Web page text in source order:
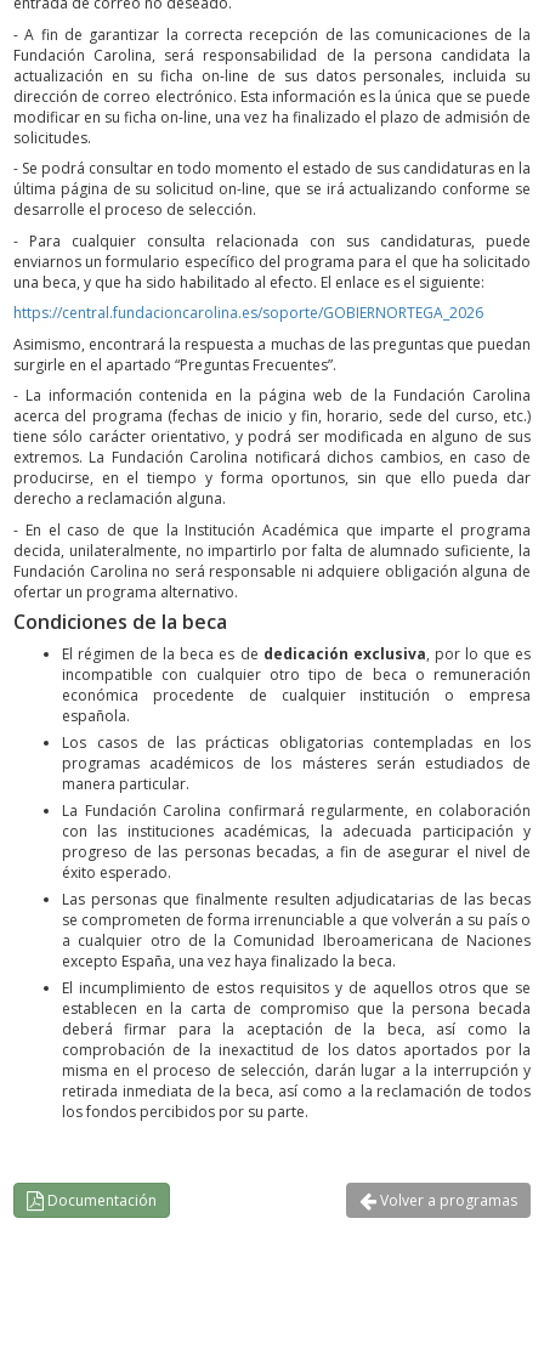
- A fin de garantizar la correcta recepción de las comunicaciones de la
Fundación Carolina, será responsabilidad de la persona candidata la
actualización en su ficha on-line de sus datos personales, incluida su
dirección de correo electrónico. Esta información es la única que se puede
modificar en su ficha on-line, una vez ha finalizado el plazo de admisión de
solicitudes.
- Se podrá consultar en todo momento el estado de sus candidaturas en la
última página de su solicitud on-line, que se irá actualizando conforme se
desarrolle el proceso de selección.
- Para cualquier consulta relacionada con sus candidaturas, puede
enviarnos un formulario específico del programa para el que ha solicitado
una beca, y que ha sido habilitado al efecto. El enlace es el siguiente:
https://central.fundacioncarolina.es/soporte/GOBIERNORTEGA_2026
Asimismo, encontrará la respuesta a muchas de las preguntas que puedan
surgirle en el apartado “Preguntas Frecuentes”.
- La información contenida en la página web de la Fundación Carolina
acerca del programa (fechas de inicio y fin, horario, sede del curso, etc.)
tiene sólo carácter orientativo, y podrá ser modificada en alguno de sus
extremos. La Fundación Carolina notificará dichos cambios, en caso de
producirse, en el tiempo y forma oportunos, sin que ello pueda dar
derecho a reclamación alguna.
- En el caso de que la Institución Académica que imparte el programa
decida, unilateralmente, no impartirlo por falta de alumnado suficiente, la
Fundación Carolina no será responsable ni adquiere obligación alguna de
ofertar un programa alternativo.
Condiciones de la beca
El régimen de la beca es de dedicación exclusiva, por lo que es
incompatible con cualquier otro tipo de beca o remuneración
económica procedente de cualquier institución o empresa
española.
Los casos de las prácticas obligatorias contempladas en los
programas académicos de los másteres serán estudiados de
manera particular.
La Fundación Carolina confirmará regularmente, en colaboración
con las instituciones académicas, la adecuada participación y
progreso de las personas becadas, a fin de asegurar el nivel de
éxito esperado.
Las personas que finalmente resulten adjudicatarias de las becas
se comprometen de forma irrenunciable a que volverán a su país o
a cualquier otro de la Comunidad Iberoamericana de Naciones
excepto España, una vez haya finalizado la beca.
El incumplimiento de estos requisitos y de aquellos otros que se
establecen en la carta de compromiso que la persona becada
deberá firmar para la aceptación de la beca, así como la
comprobación de la inexactitud de los datos aportados por la
misma en el proceso de selección, darán lugar a la interrupción y
retirada inmediata de la beca, así como a la reclamación de todos
los fondos percibidos por su parte.
Documentación Volver a programas